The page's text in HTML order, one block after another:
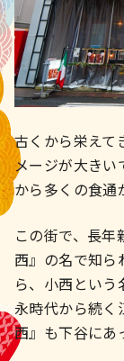
古くから栄えて
メージが大きい
から多くの食通
この街で、長
西』の名で知ら
ら、小西とい
永時代から続く
西』も下谷にあ